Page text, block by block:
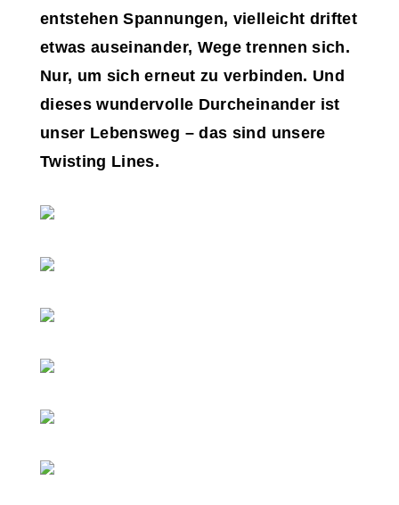
entstehen Spannungen, vielleicht driftet
etwas auseinander, Wege trennen sich.
Nur, um sich erneut zu verbinden. Und
dieses wundervolle Durcheinander ist
unser Lebensweg – das sind unsere
Twisting Lines.